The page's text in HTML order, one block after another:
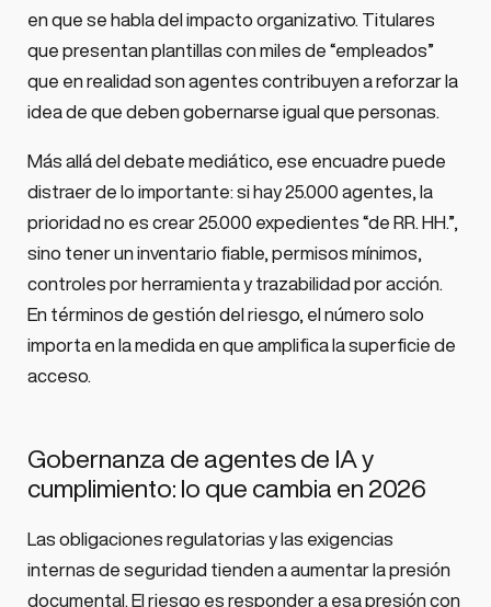
en que se habla del impacto organizativo. Titulares
que presentan plantillas con miles de “empleados”
que en realidad son agentes contribuyen a reforzar la
idea de que deben gobernarse igual que personas.
Más allá del debate mediático, ese encuadre puede
distraer de lo importante: si hay 25.000 agentes, la
prioridad no es crear 25.000 expedientes “de RR. HH.”,
sino tener un inventario fiable, permisos mínimos,
controles por herramienta y trazabilidad por acción.
En términos de gestión del riesgo, el número solo
importa en la medida en que amplifica la superficie de
acceso.
Gobernanza de agentes de IA y
cumplimiento: lo que cambia en 2026
Las obligaciones regulatorias y las exigencias
internas de seguridad tienden a aumentar la presión
documental. El riesgo es responder a esa presión con